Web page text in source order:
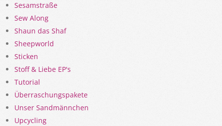
Sesamstraße
Sew Along
Shaun das Shaf
Sheepworld
Sticken
Stoff & Liebe EP's
Tutorial
Überraschungspakete
Unser Sandmännchen
Upcycling